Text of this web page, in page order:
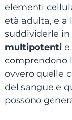
elementi
età adulta, e a
suddividerle in
multipotenti e
comprendono
ovvero quelle
del sangue e
possono